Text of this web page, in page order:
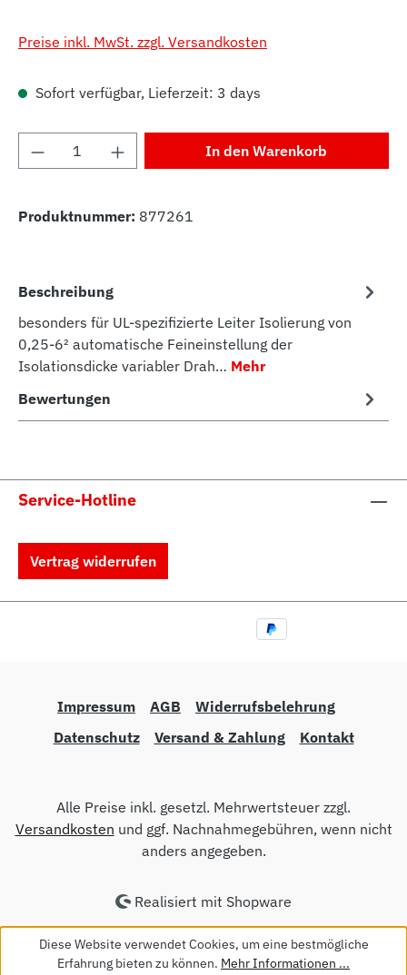
Preise inkl. MwSt. zzgl. Versandkosten
Sofort verfügbar, Lieferzeit: 3 days
Produkt Anzahl: Gib den gewünschten
In den Warenkorb
Produktnummer: 877261
Beschreibung
besonders für UL-spezifizierte Leiter Isolierung von
0,25-6² automatische Feineinstellung der
Isolationsdicke variabler Drah… Mehr
Bewertungen
Service-Hotline
Vertrag widerrufen
Impressum AGB
Widerrufsbelehrung
Datenschutz
Versand & Zahlung Kontakt
Alle Preise inkl. gesetzl. Mehrwertsteuer zzgl.
Versandkosten und ggf. Nachnahmegebühren, wenn nicht
anders angegeben.
Realisiert mit Shopware
Diese Website verwendet Cookies, um eine bestmögliche
Erfahrung bieten zu können. Mehr Informationen ...